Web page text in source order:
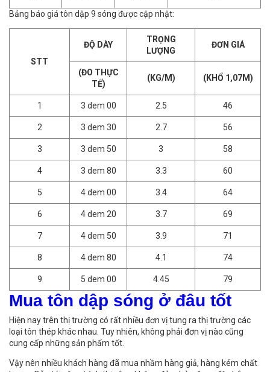
Bảng báo giá tôn dập 9 sóng được cập nhật:
STT
ĐỘ DÀY
TRỌNG
LƯỢNG
ĐƠN GIÁ
(ĐO THỰC
TẾ)
(KG/M) (KHỔ 1,07M)
1 3 dem 00 2.5 46
2 3 dem 30 2.7 56
3 3 dem 50 3 58
4 3 dem 80 3.3 60
5 4 dem 00 3.4 64
6 4 dem 20 3.7 69
7 4 dem 50 3.9 71
8 4 dem 80 4.1 74
9 5 dem 00 4.45 79
Mua tôn dập sóng ở đâu tốt
Hiện nay trên thị trường có rất nhiều đơn vị tung ra thị trường các
loại tôn thép khác nhau. Tuy nhiên, không phải đơn vị nào cũng
cung cấp những sản phẩm tốt.
Vậy nên nhiều khách hàng đã mua nhầm hàng giả, hàng kém chất